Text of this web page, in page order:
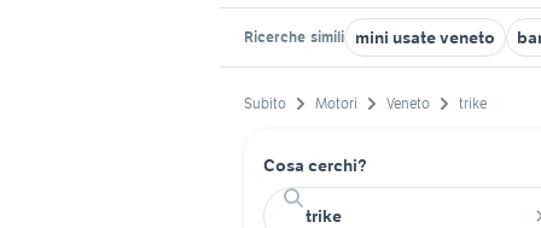
Ricerche simili mini usate veneto
Subito Motori Veneto trike
Cosa cerchi?